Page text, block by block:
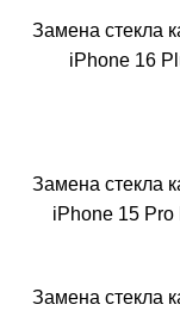
Замена стекла
iPhone 16
Замена стекла
iPhone 15 Pro
Замена стекла